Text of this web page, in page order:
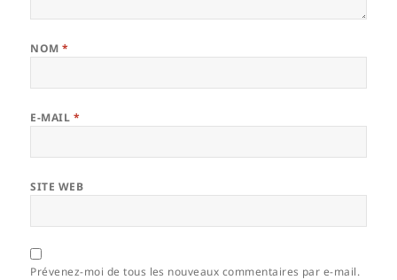
NOM*
E-MAIL *
SITE WEB
Prévenez-moi de tous les nouveaux commentaires par e-mail.